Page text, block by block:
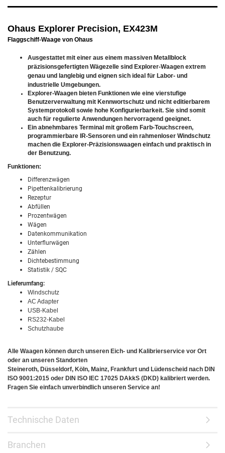
Ohaus Explorer Precision, EX423M
Flaggschiff-Waage von Ohaus
Ausgestattet mit einer aus einem massiven Metallblock
präzisionsgefertigten Wägezelle sind Explorer-Waagen extrem
genau und langlebig und eignen sich ideal für Labor- und
industrielle Umgebungen.
Explorer-Waagen bieten Funktionen wie eine vierstufige
Benutzerverwaltung mit Kennwortschutz und nicht editierbarem
Systemprotokoll sowie hohe Konfigurierbarkeit. Sie sind somit
auch für regulierte Anwendungen hervorragend geeignet.
Ein abnehmbares Terminal mit großem Farb-Touchscreen,
programmierbare IR-Sensoren und ein rahmenloser Windschutz
machen die Explorer-Präzisionswaagen einfach und praktisch in
der Benutzung.
Funktionen:
Differenzwägen
Pipettenkalibrierung
Rezeptur
Abfüllen
Prozentwägen
Wägen
Datenkommunikation
Unterflurwägen
Zählen
Dichtebestimmung
Statistik / SQC
Lieferumfang:
Windschutz
AC Adapter
USB-Kabel
RS232-Kabel
Schutzhaube
Alle Waagen können durch unseren Eich- und Kalibrierservice vor Ort
oder an unseren Standorten
Steineroth, Düsseldorf, Köln, Mainz, Frankfurt und Lüdenscheid nach DIN
ISO 9001:2015 oder DIN ISO IEC 17025 DAkkS (DKD) kalibriert werden.
Fragen Sie einfach unverbindlich unseren Service an!
Technische Daten
Branchen